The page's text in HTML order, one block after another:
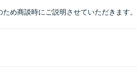
め商談時にご説明させていただきます。